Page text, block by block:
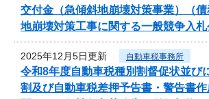
交付金（急傾斜地崩壊対策事業）（
地崩壊対策工事に関する一般競争入
2025年12月5日更新 自動車税事務所
令和8年度自動車税種別割督促状並び
割及び自動車税差押予告書・警告書